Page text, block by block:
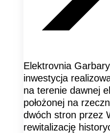
Elektrovnia
inwestycja
na terenie dawnej
położonej na
dwóch stron przez
rewitalizację